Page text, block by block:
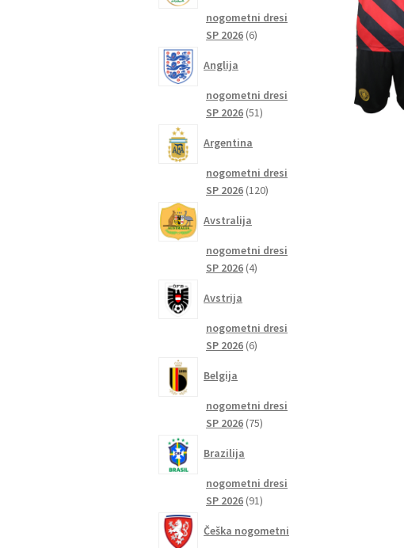
nogometni dresi
SP 2026 66
Anglija
nogometni dresi
SP 2026 5151
Argentina
nogometni dresi
SP 2026 120120
Avstralija
nogometni dresi
SP 2026 44
Avstrija
nogometni dresi
SP 2026 66
Belgija
nogometni dresi
SP 2026 7575
Brazilija
nogometni dresi
SP 2026 9191
Češka nogometni